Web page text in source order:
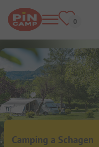
Camping a Schagen